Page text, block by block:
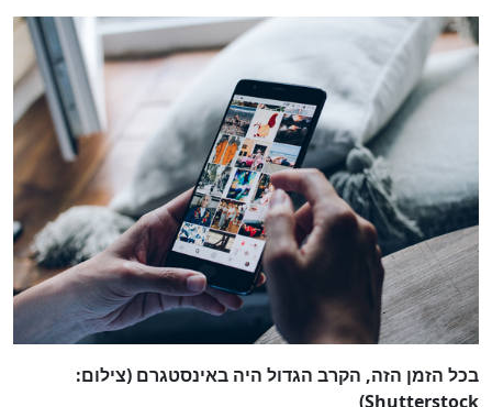
בכל הזמן הזה, הקרב הגדול היה באינסטגרם (צילום:
Shutterstock)